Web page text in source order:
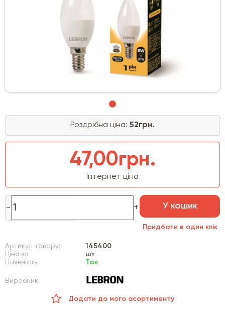
Роздрібна ціна: 52грн.
47,00грн.
Інтернет ціна
У кошик
Придбати в один клік
Артикул товару:
145400
Ціна за
шт
Наявність:
Так
Виробник:
Додати до мого асортименту